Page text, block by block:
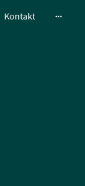
Kontakt